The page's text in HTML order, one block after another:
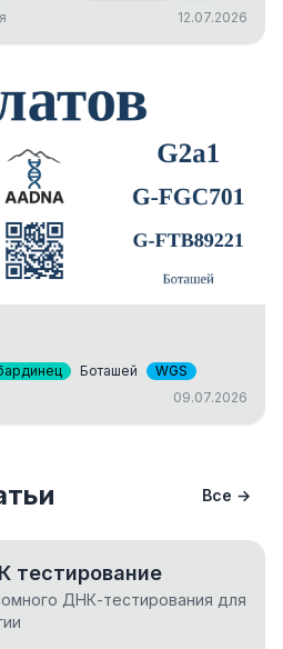
12.07.2026
Боташей
WGS
09.07.2026
Все →
тестирование
ДНК-тестирования для